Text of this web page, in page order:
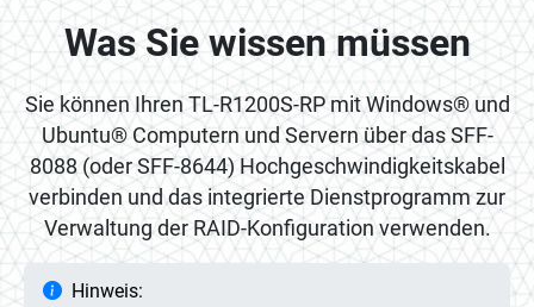
Was Sie wissen müssen
Sie können Ihren TL-R1200S-RP mit Windows® und
Ubuntu® Computern und Servern über das SFF-
8088 (oder SFF-8644) Hochgeschwindigkeitskabel
verbinden und das integrierte Dienstprogramm zur
Verwaltung der RAID-Konfiguration verwenden.
Hinweis: